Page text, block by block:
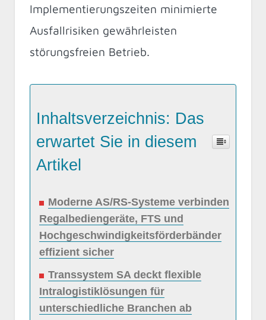
Implementierungszeiten minimierte
Ausfallrisiken gewährleisten
störungsfreien Betrieb.
Inhaltsverzeichnis: Das
erwartet Sie in diesem
Artikel
Moderne AS/RS-Systeme verbinden
Regalbediengeräte, FTS und
Hochgeschwindigkeitsförderbänder
effizient sicher
Transsystem SA deckt flexible
Intralogistiklösungen für
unterschiedliche Branchen ab